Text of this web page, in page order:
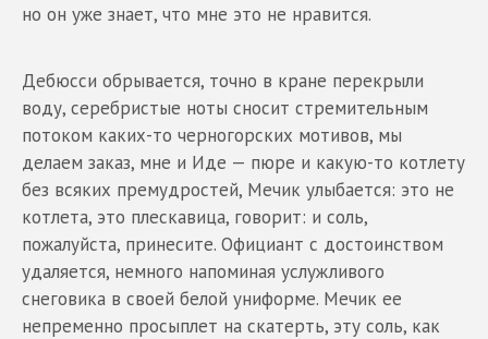
но он уже знает, что мне это не нравится.
Дебюсси обрывается, точно в кране перекрыли
воду, серебристые ноты сносит стремительным
потоком каких-то черногорских мотивов, мы
делаем заказ, мне и Иде — пюре и какую-то котлету
без всяких премудростей, Мечик улыбается: это не
котлета, это плескавица, говорит: и соль,
пожалуйста, принесите. Официант с достоинством
удаляется, немного напоминая услужливого
снеговика в своей белой униформе. Мечик ее
непременно просыплет на скатерть, эту соль, как